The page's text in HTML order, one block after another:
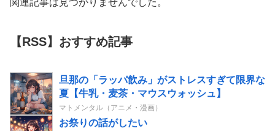
関連記事は見つかりませんでした。
【RSS】おすすめ記事
旦那の「ラッパ飲み」がストレスすぎて限界な
夏【牛乳・麦茶・マウスウォッシュ】
マトメンタル（アニメ・漫画）
お祭りの話がしたい